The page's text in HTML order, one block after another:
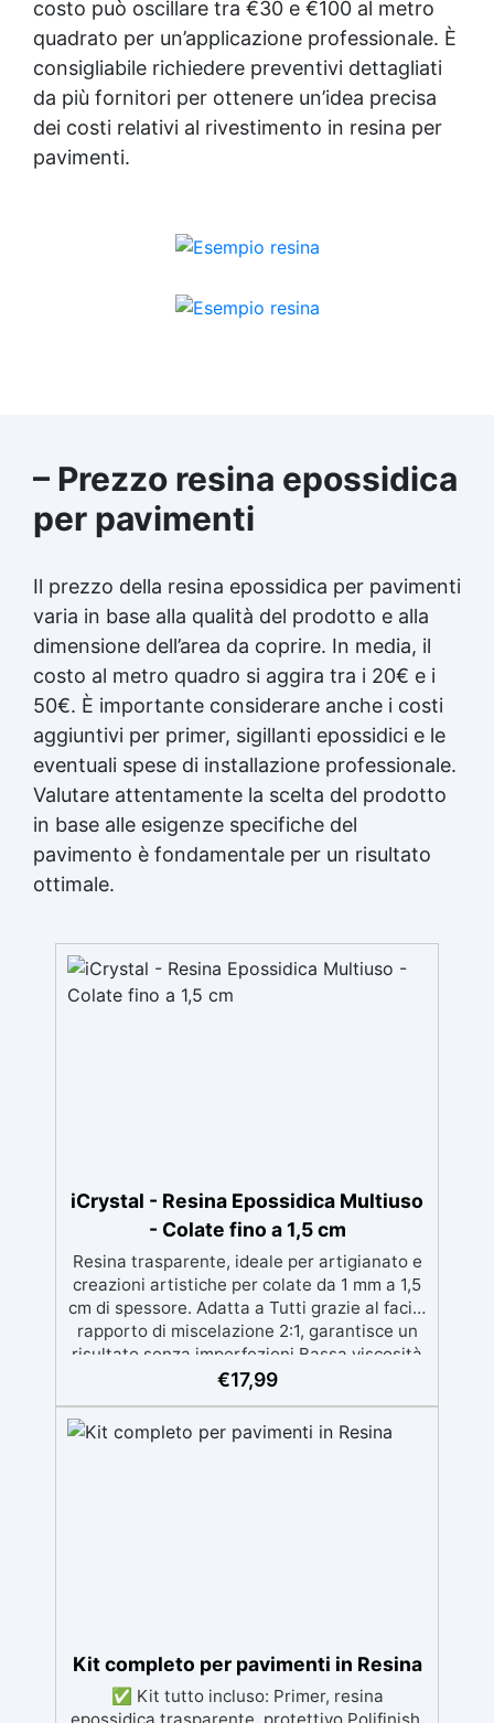
costo può oscillare tra €30 e €100 al metro
quadrato per un’applicazione professionale. È
consigliabile richiedere preventivi dettagliati
da più fornitori per ottenere un’idea precisa
dei costi relativi al rivestimento in resina per
pavimenti.
– Prezzo resina epossidica
per pavimenti
Il prezzo della resina epossidica per pavimenti
varia in base alla qualità del prodotto e alla
dimensione dell’area da coprire. In media, il
costo al metro quadro si aggira tra i 20€ e i
50€. È importante considerare anche i costi
aggiuntivi per primer, sigillanti epossidici e le
eventuali spese di installazione professionale.
Valutare attentamente la scelta del prodotto
in base alle esigenze specifiche del
pavimento è fondamentale per un risultato
ottimale.
iCrystal - Resina Epossidica Multiuso
- Colate fino a 1,5 cm
Resina trasparente, ideale per artigianato e
creazioni artistiche per colate da 1 mm a 1,5
cm di spessore. Adatta a Tutti grazie al facile
rapporto di miscelazione 2:1, garantisce un
risultato senza imperfezioni Bassa viscosità
per colate senza bolle, compatibile con
materiali. Certificata post-catalisi atossica e
sicura per il contatto con la pelle, Bpa Free e
€17,99
Kit completo per pavimenti in Resina
✅ Kit tutto incluso: Primer, resina
epossidica trasparente, protettivo Polifinish,